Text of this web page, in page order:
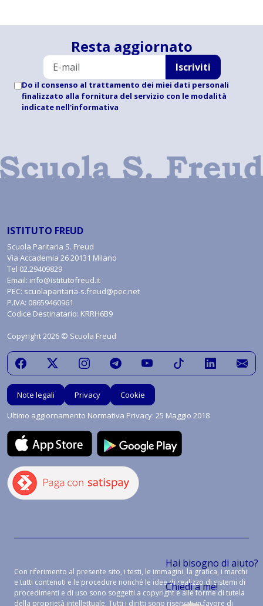
Hai bisogno di aiuto?
Chiedi a me!
Resta aggiornato
Iscriviti
Do il consenso al trattamento dei miei dati personali
finalizzato alla fornitura del servizio con le modalità
indicate nell'informativa
ISTITUTO FREUD
Scuola Paritaria S. Freud
Via Accademia 26 20131 Milano
Tel 02.29409829
Email: info@istitutofreud.it
PEC: scuolaparitaria-s.freud@pec.net
P.IVA: 08659460961
Codice Destinatario: KRRH6B9
Copyright 2026 © Scuola Freud
Note legali Privacy
Cookie
Ultimo aggiornamento Normativa Privacy: 25 Maggio 2018
Con riferimento al presente sito, i testi, le immagini, la grafica, i marchi
e tutti contenuti e le procedure nonché le idee di realizzo di sistemi di
procedimenti e di uso sono soggetti a copyright e alle forme di tutela
della proprietà intellettuale. Tutti i diritti sono riservati in favore di